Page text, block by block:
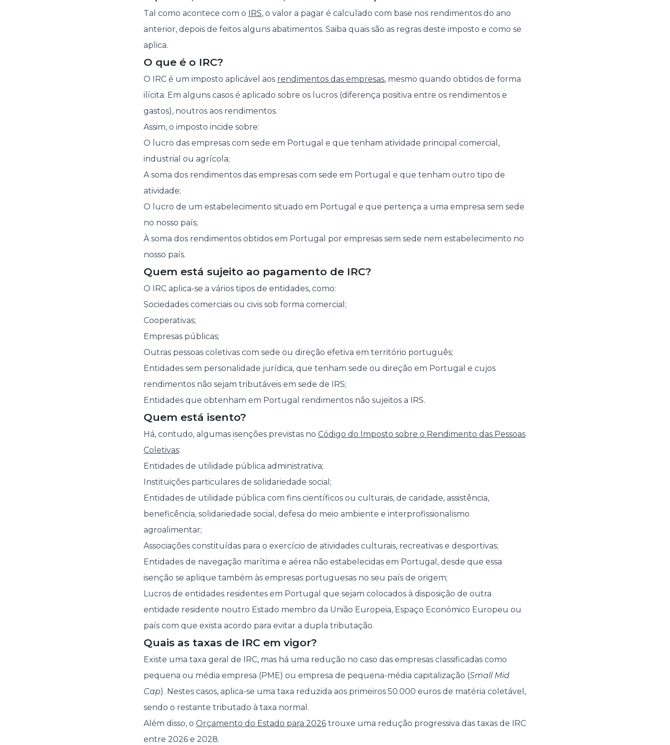
Tal como acontece com o IRS, o valor a pagar é calculado com base nos rendimentos do ano
anterior, depois de feitos alguns abatimentos. Saiba quais são as regras deste imposto e como se
aplica.
O que é o IRC?
O IRC é um imposto aplicável aos rendimentos das empresas, mesmo quando obtidos de forma
ilícita. Em alguns casos é aplicado sobre os lucros (diferença positiva entre os rendimentos e
gastos), noutros aos rendimentos.
Assim, o imposto incide sobre:
O lucro das empresas com sede em Portugal e que tenham atividade principal comercial,
industrial ou agrícola;
A soma dos rendimentos das empresas com sede em Portugal e que tenham outro tipo de
atividade;
O lucro de um estabelecimento situado em Portugal e que pertença a uma empresa sem sede
no nosso país;
À soma dos rendimentos obtidos em Portugal por empresas sem sede nem estabelecimento no
nosso país.
Quem está sujeito ao pagamento de IRC?
O IRC aplica-se a vários tipos de entidades, como:
Sociedades comerciais ou civis sob forma comercial;
Cooperativas;
Empresas públicas;
Outras pessoas coletivas com sede ou direção efetiva em território português;
Entidades sem personalidade jurídica, que tenham sede ou direção em Portugal e cujos
rendimentos não sejam tributáveis em sede de IRS;
Entidades que obtenham em Portugal rendimentos não sujeitos a IRS.
Quem está isento?
Há, contudo, algumas isenções previstas no Código do Imposto sobre o Rendimento das Pessoas
Coletivas:
Entidades de utilidade pública administrativa;
Instituições particulares de solidariedade social;
Entidades de utilidade pública com fins científicos ou culturais, de caridade, assistência,
beneficência, solidariedade social, defesa do meio ambiente e interprofissionalismo
agroalimentar;
Associações constituídas para o exercício de atividades culturais, recreativas e desportivas;
Entidades de navegação marítima e aérea não estabelecidas em Portugal, desde que essa
isenção se aplique também às empresas portuguesas no seu país de origem;
Lucros de entidades residentes em Portugal que sejam colocados à disposição de outra
entidade residente noutro Estado membro da União Europeia, Espaço Económico Europeu ou
país com que exista acordo para evitar a dupla tributação.
Quais as taxas de IRC em vigor?
Existe uma taxa geral de IRC, mas há uma redução no caso das empresas classificadas como
pequena ou média empresa (PME) ou empresa de pequena-média capitalização (Small Mid
Cap). Nestes casos, aplica-se uma taxa reduzida aos primeiros 50.000 euros de matéria coletável,
sendo o restante tributado à taxa normal.
Além disso, o Orçamento do Estado para 2026 trouxe uma redução progressiva das taxas de IRC
entre 2026 e 2028.